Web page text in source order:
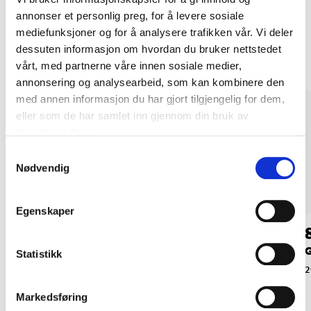
annonser et personlig preg, for å levere sosiale
mediefunksjoner og for å analysere trafikken vår. Vi deler
dessuten informasjon om hvordan du bruker nettstedet
vårt, med partnerne våre innen sosiale medier,
annonsering og analysearbeid, som kan kombinere den
med annen informasjon du har gjort tilgjengelig for dem,
eller som de har samlet inn gjennom din bruk av
Nødvendig
Egenskaper
Statistikk
Markedsføring
Andre kunder har også kjøpt
Maljer, 10 stk.
Presenningsklemme,